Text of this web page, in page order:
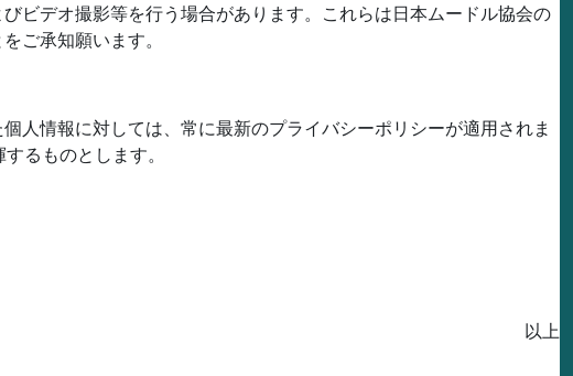
ビデオ撮影等を行う場合があります。これらは日本ムードル協会の
ご承知願います。
人情報に対しては、常に最新のプライバシーポリシーが適用されま
るものとします。
以上